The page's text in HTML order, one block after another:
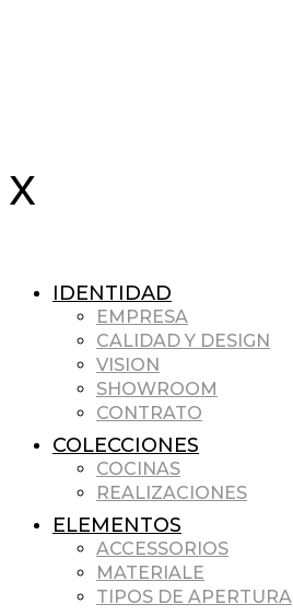
IDENTIDAD
EMPRESA
CALIDAD Y DESIGN
VISION
SHOWROOM
CONTRATO
COLECCIONES
COCINAS
REALIZACIONES
ELEMENTOS
ACCESSORIOS
MATERIALE
TIPOS DE APERTURA